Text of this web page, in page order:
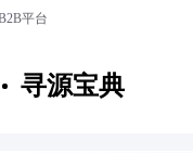
平台
寻源宝典